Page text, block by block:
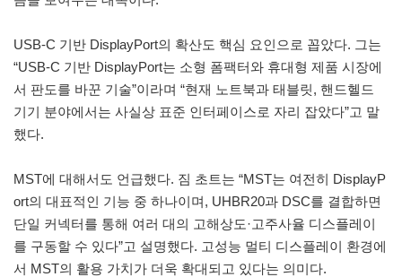
USB-C 기반 DisplayPort의 확산도 핵심 요인으로 꼽았다. 그는
“USB-C 기반 DisplayPort는 소형 폼팩터와 휴대형 제품 시장에
서 판도를 바꾼 기술”이라며 “현재 노트북과 태블릿, 핸드헬드
기기 분야에서는 사실상 표준 인터페이스로 자리 잡았다”고 말
했다.
MST에 대해서도 언급했다. 짐 초트는 “MST는 여전히 DisplayP
ort의 대표적인 기능 중 하나이며, UHBR20과 DSC를 결합하면
단일 커넥터를 통해 여러 대의 고해상도·고주사율 디스플레이
를 구동할 수 있다”고 설명했다. 고성능 멀티 디스플레이 환경에
서 MST의 활용 가치가 더욱 확대되고 있다는 의미다.